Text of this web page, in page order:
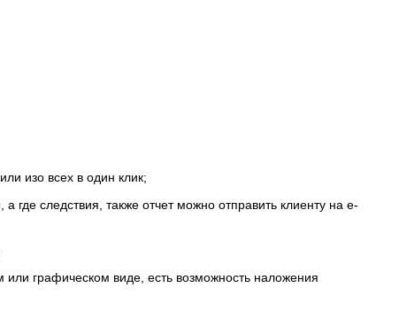
изо всех в один клик;
следствия, также отчет можно отправить клиенту на e-
графическом виде, есть возможность наложения